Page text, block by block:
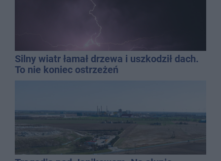
Silny wiatr łamał drzewa i uszkodził dach.
To nie koniec ostrzeżeń